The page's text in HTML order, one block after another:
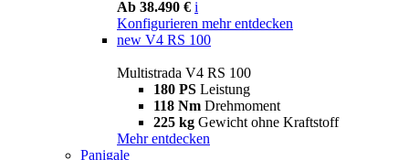
Ab 38.490 € i
Konfigurieren mehr entdecken
new V4 RS 100
Multistrada V4 RS 100
180 PS Leistung
118 Nm Drehmoment
225 kg Gewicht ohne Kraftstoff
Mehr entdecken
Panigale